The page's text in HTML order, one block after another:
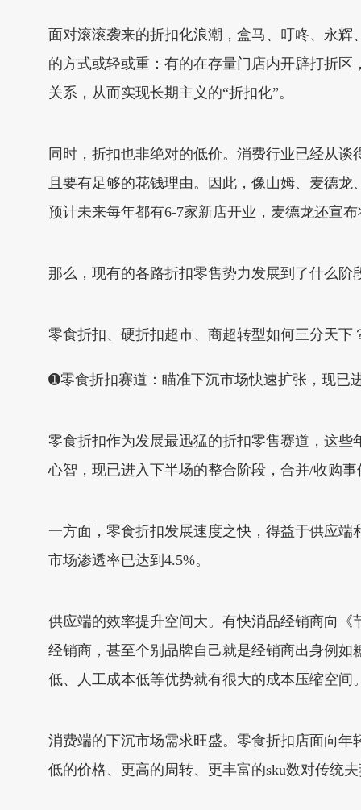
面对滚滚袭来的折扣化浪潮，盒马、叮咚、永
的方式或轻或重：有的在存量门店内开辟打折
关系，从而实现长期主义的“折扣化”。
同时，折扣也非绝对的低价。消费行业已经从
且要有足够的花钱理由。因此，像山姆、麦德
预计未来每年都有6-7家新店开业，麦德龙还宣
那么，现有的各路折扣零售势力发展到了什么
零食折扣、硬折扣超市、商超转型如何三分天下
➊零食折扣赛道：瞄准下沉市场快速扩张，现已
零食折扣作为发展最迅猛的折扣零售赛道，这
心智，现已进入下半场的整合阶段，合并/收购
一方面，零食折扣发展速度之快，得益于供应
市场渗透率已达到4.5%。
供应端的效率提升空间大。有快消品经销商向
经销商，甚至个别品牌自己就是经销商出身例
低、人工成本低等优势就有很大的成本压缩空间
消费端的下沉市场需求旺盛。零食折扣店面向
低的价格、更高的周转、更丰富的sku数对传统